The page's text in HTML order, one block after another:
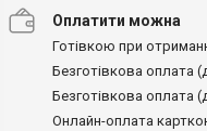
Оплатити можна
Готівкою при
Безготівкова оплата
Безготівкова оплата
Онлайн-оплата